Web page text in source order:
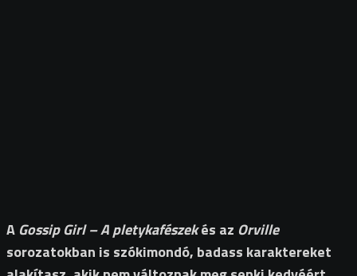
A Gossip Girl – A pletykafészekés az Orville
sorozatokban is szókimondó, badass karaktereket